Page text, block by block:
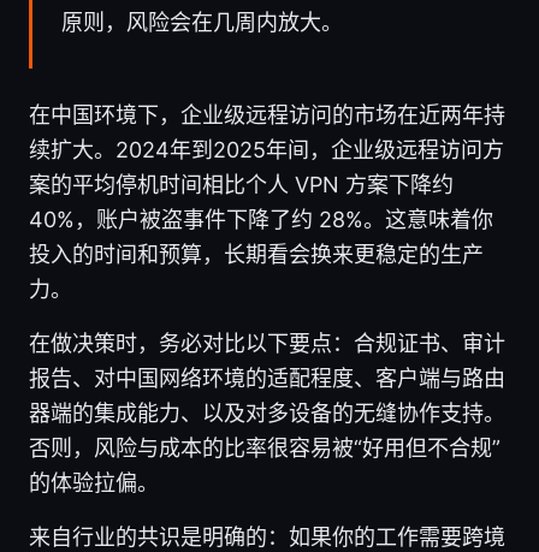
原则，风险会在几周内放大。
在中国环境下，企业级远程访问的市场在近两年持
续扩大。2024年到2025年间，企业级远程访问方
案的平均停机时间相比个人 VPN 方案下降约
40%，账户被盗事件下降了约 28%。这意味着你
投入的时间和预算，长期看会换来更稳定的生产
力。
在做决策时，务必对比以下要点：合规证书、审计
报告、对中国网络环境的适配程度、客户端与路由
器端的集成能力、以及对多设备的无缝协作支持。
否则，风险与成本的比率很容易被“好用但不合规”
的体验拉偏。
来自行业的共识是明确的：如果你的工作需要跨境